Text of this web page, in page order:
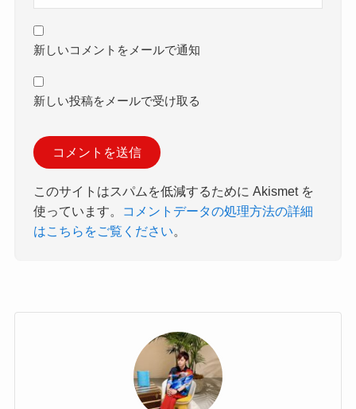
新しいコメントをメールで通知
新しい投稿をメールで受け取る
このサイトはスパムを低減するために Akismet を
使っています。
コメントデータの処理方法の詳細
はこちらをご覧ください。